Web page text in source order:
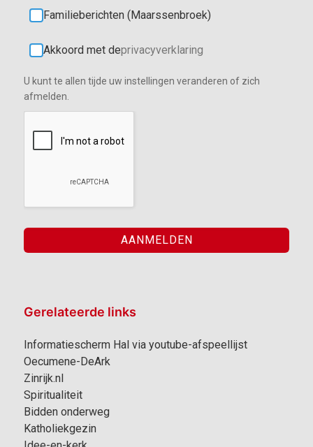
Familieberichten (Maarssenbroek)
Akkoord met deprivacyverklaring
U kunt te allen tijde uw instellingen veranderen of zich
afmelden.
Gerelateerde links
Informatiescherm Hal via youtube-afspeellijst
Oecumene-DeArk
Zinrijk.nl
Spiritualiteit
Bidden onderweg
Katholiekgezin